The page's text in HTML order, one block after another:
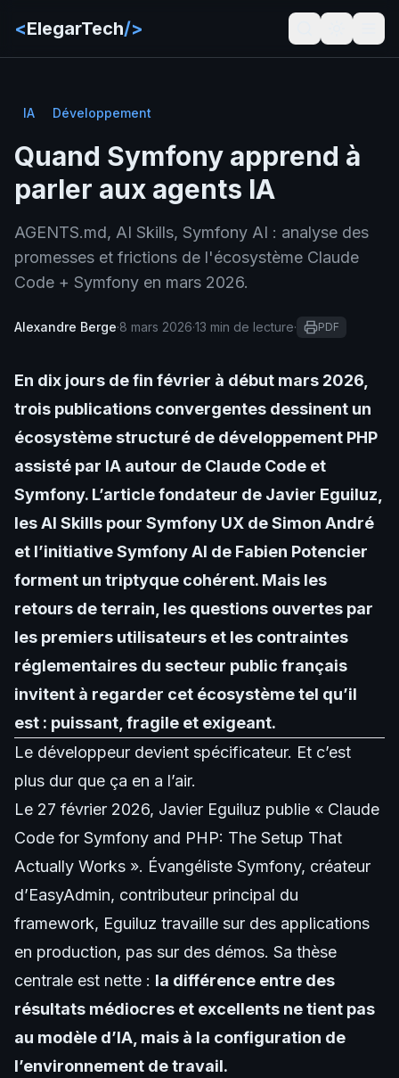
<ElegarTech/>
IA Développement
Quand Symfony apprend à
parler aux agents IA
AGENTS.md, AI Skills, Symfony AI : analyse des
promesses et frictions de l'écosystème Claude
Code + Symfony en mars 2026.
Alexandre Berge·8 mars 2026·13 min de lecture· PDF
En dix jours de fin février à début mars 2026,
trois publications convergentes dessinent un
écosystème structuré de développement PHP
assisté par IA autour de Claude Code et
Symfony. L’article fondateur de Javier Eguiluz,
les AI Skills pour Symfony UX de Simon André
et l’initiative Symfony AI de Fabien Potencier
forment un triptyque cohérent. Mais les
retours de terrain, les questions ouvertes par
les premiers utilisateurs et les contraintes
réglementaires du secteur public français
invitent à regarder cet écosystème tel qu’il
est : puissant, fragile et exigeant.
Le développeur devient spécificateur. Et c’est
plus dur que ça en a l’air.
Le 27 février 2026, Javier Eguiluz publie « Claude
Code for Symfony and PHP: The Setup That
Actually Works ». Évangéliste Symfony, créateur
d’EasyAdmin, contributeur principal du
framework, Eguiluz travaille sur des applications
en production, pas sur des démos. Sa thèse
centrale est nette : la différence entre des
résultats médiocres et excellents ne tient pas
au modèle d’IA, mais à la configuration de
l’environnement de travail.